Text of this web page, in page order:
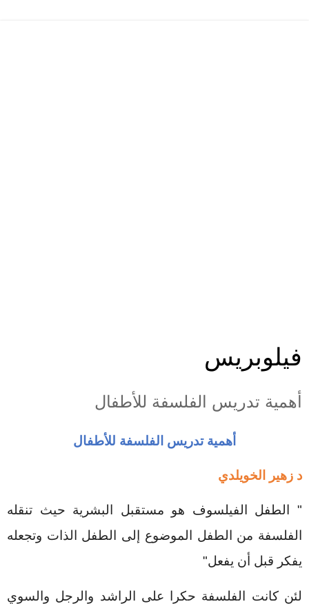
فيلوبريس
أهمية تدريس الفلسفة للأطفال
أهمية تدريس الفلسفة للأطفال
د زهير الخويلدي
"
الطفل الفيلسوف هو مستقبل البشرية حيث تنقله
الفلسفة من الطفل الموضوع إلى الطفل الذات وتجعله
يفكر قبل أن يفعل"
لئن كانت الفلسفة حكرا على الراشد والرجل والسوي